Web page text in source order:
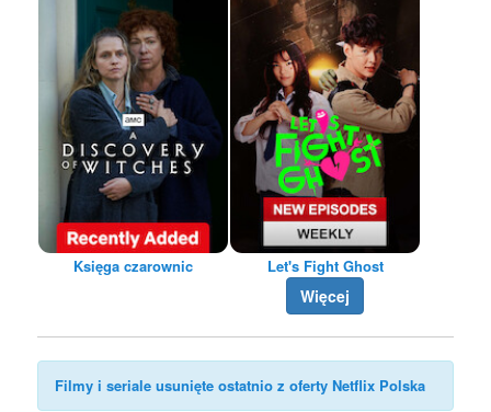
Księga czarownic Let's Fight Ghost
Więcej
Filmy i seriale usunięte ostatnio z oferty Netflix Polska